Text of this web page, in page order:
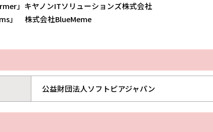
」キヤノンITソリューションズ株式会社
」 株式会社BlueMeme
公益財団法人ソフトピアジャパン